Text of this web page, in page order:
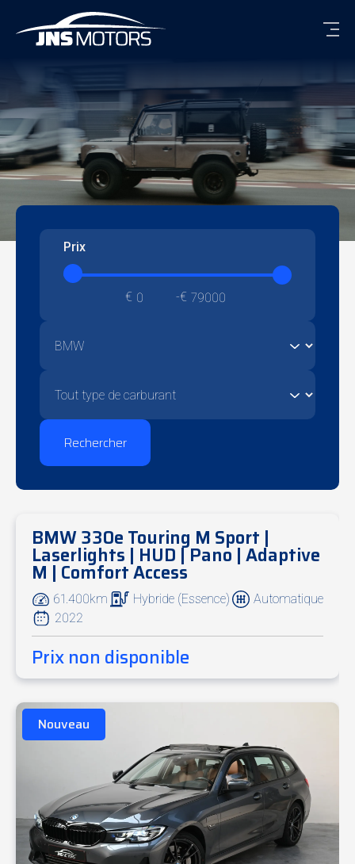
Prix
€ €
Rechercher
Soon online
BMW 330e Touring M Sport |
Laserlights | HUD | Pano | Adaptive
M | Comfort Access
61.400km Hybride (Essence)
Automatique
2022
Prix non disponible
Nouveau